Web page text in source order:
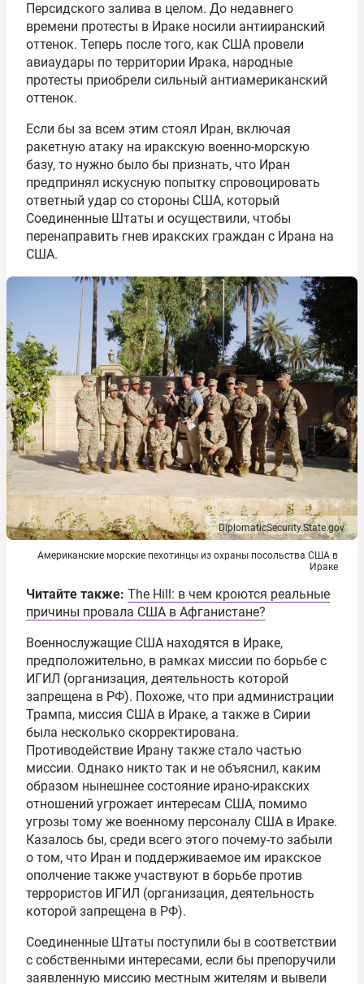
Персидского залива в целом. До недавнего
времени протесты в Ираке носили антииранский
оттенок. Теперь после того, как США провели
авиаудары по территории Ирака, народные
протесты приобрели сильный антиамериканский
оттенок.
Если бы за всем этим стоял Иран, включая
ракетную атаку на иракскую военно-морскую
базу, то нужно было бы признать, что Иран
предпринял искусную попытку спровоцировать
ответный удар со стороны США, который
Соединенные Штаты и осуществили, чтобы
перенаправить гнев иракских граждан с Ирана на
США.
DiplomaticSecurity.State.gov
Американские морские пехотинцы из охраны посольства США в
Ираке
Читайте также: The Hill: в чем кроются реальные
причины провала США в Афганистане?
Военнослужащие США находятся в Ираке,
предположительно, в рамках миссии по борьбе с
ИГИЛ (организация, деятельность которой
запрещена в РФ). Похоже, что при администрации
Трампа, миссия США в Ираке, а также в Сирии
была несколько скорректирована.
Противодействие Ирану также стало частью
миссии. Однако никто так и не объяснил, каким
образом нынешнее состояние ирано-иракских
отношений угрожает интересам США, помимо
угрозы тому же военному персоналу США в Ираке.
Казалось бы, среди всего этого почему-то забыли
о том, что Иран и поддерживаемое им иракское
ополчение также участвуют в борьбе против
террористов ИГИЛ (организация, деятельность
которой запрещена в РФ).
Соединенные Штаты поступили бы в соответствии
с собственными интересами, если бы препоручили
заявленную миссию местным жителям и вывели